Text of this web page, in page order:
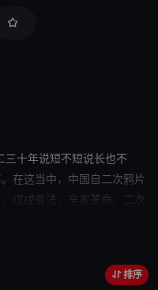
十年说短不短说长也不
在这当中，中国自二次鸦片
戊戌变法、辛亥革命、二次
走向了民国；新思潮开始传
人物，慈禧太后（吕中
排序